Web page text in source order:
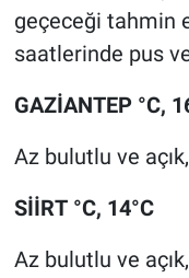
geçeceği tahmin
saatlerinde pus
GAZİANTEP °C,
Az bulutlu ve
SİİRT °C, 14°C
Az bulutlu ve